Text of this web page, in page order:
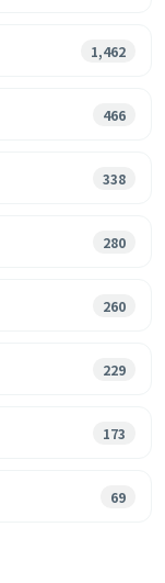
1,462
466
338
280
260
229
173
69